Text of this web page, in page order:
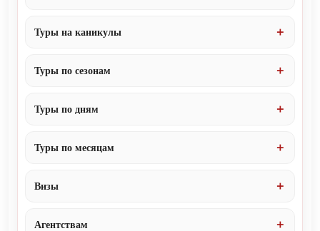
Туры на каникулы
Туры по сезонам
Туры по дням
Туры по месяцам
Визы
Агентствам